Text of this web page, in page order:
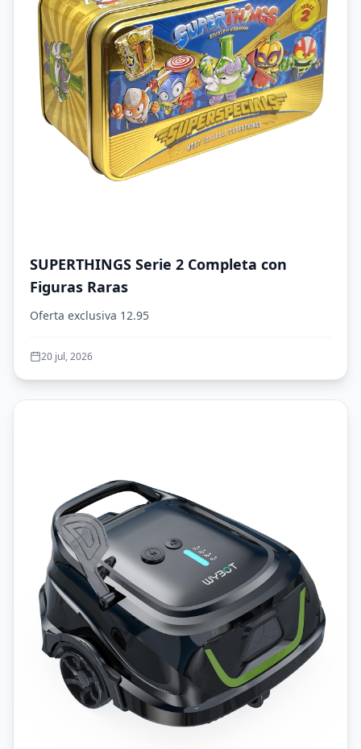
SUPERTHINGS Serie 2 Completa con
Figuras Raras
Oferta exclusiva 12.95
20 jul, 2026